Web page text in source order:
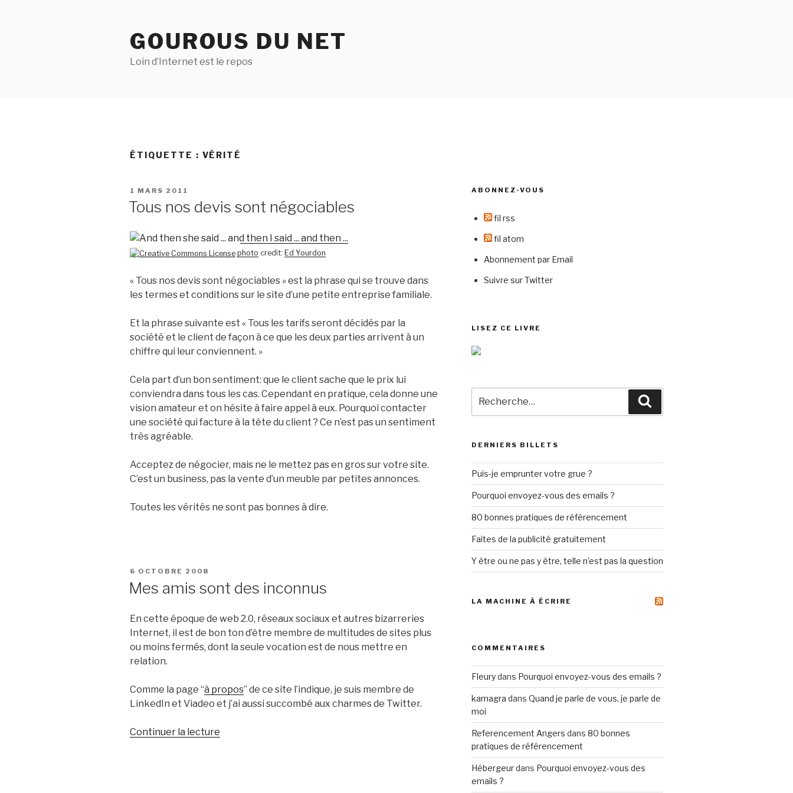
GOUROUS DU NET
Loin d’Internet est le repos
ÉTIQUETTE : VÉRITÉ
PUBLIÉ
1 MARS 2011
Tous nos devis sont négociables
photo credit: Ed Yourdon
« Tous nos devis sont négociables » est la phrase qui se trouve dans
les termes et conditions sur le site d’une petite entreprise familiale.
Et la phrase suivante est « Tous les tarifs seront décidés par la
société et le client de façon à ce que les deux parties arrivent à un
chiffre qui leur conviennent. »
Cela part d’un bon sentiment: que le client sache que le prix lui
conviendra dans tous les cas. Cependant en pratique, cela donne une
vision amateur et on hésite à faire appel à eux. Pourquoi contacter
une société qui facture à la tête du client ? Ce n’est pas un sentiment
très agréable.
Acceptez de négocier, mais ne le mettez pas en gros sur votre site.
C’est un business, pas la vente d’un meuble par petites annonces.
Toutes les vérités ne sont pas bonnes à dire.
PUBLIÉ
6 OCTOBRE 2008
Mes amis sont des inconnus
En cette époque de web 2.0, réseaux sociaux et autres bizarreries
Internet, il est de bon ton d’être membre de multitudes de sites plus
ou moins fermés, dont la seule vocation est de nous mettre en
relation.
Comme la page “à propos” de ce site l’indique, je suis membre de
LinkedIn et Viadeo et j’ai aussi succombé aux charmes de Twitter.
Continuer la lecture
ABONNEZ-VOUS
fil rss
fil atom
Abonnement par Email
Suivre sur Twitter
LISEZ CE LIVRE
pour
:
DERNIERS BILLETS
Puis-je emprunter votre grue ?
Pourquoi envoyez-vous des emails ?
80 bonnes pratiques de référencement
Faites de la publicité gratuitement
Y être ou ne pas y être, telle n’est pas la question
LA MACHINE À ÉCRIRE
COMMENTAIRES
Fleurydans Pourquoi envoyez-vous des emails ?
kamagra dans Quand je parle de vous, je parle de
moi
Referencement Angers dans 80 bonnes
pratiques de référencement
Hébergeurdans Pourquoi envoyez-vous des
emails ?